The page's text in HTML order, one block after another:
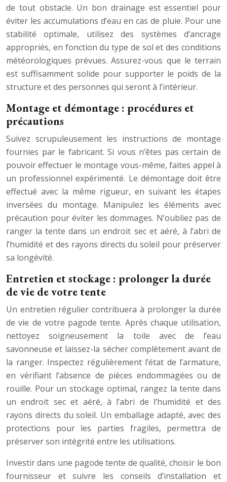
de tout obstacle. Un bon drainage est essentiel pour
éviter les accumulations d’eau en cas de pluie. Pour une
stabilité optimale, utilisez des systèmes d’ancrage
appropriés, en fonction du type de sol et des conditions
météorologiques prévues. Assurez-vous que le terrain
est suffisamment solide pour supporter le poids de la
structure et des personnes qui seront à l’intérieur.
Montage et démontage : procédures et
précautions
Suivez scrupuleusement les instructions de montage
fournies par le fabricant. Si vous n’êtes pas certain de
pouvoir effectuer le montage vous-même, faites appel à
un professionnel expérimenté. Le démontage doit être
effectué avec la même rigueur, en suivant les étapes
inversées du montage. Manipulez les éléments avec
précaution pour éviter les dommages. N’oubliez pas de
ranger la tente dans un endroit sec et aéré, à l’abri de
l’humidité et des rayons directs du soleil pour préserver
sa longévité.
Entretien et stockage : prolonger la durée
de vie de votre tente
Un entretien régulier contribuera à prolonger la durée
de vie de votre pagode tente. Après chaque utilisation,
nettoyez soigneusement la toile avec de l’eau
savonneuse et laissez-la sécher complètement avant de
la ranger. Inspectez régulièrement l’état de l’armature,
en vérifiant l’absence de pièces endommagées ou de
rouille. Pour un stockage optimal, rangez la tente dans
un endroit sec et aéré, à l’abri de l’humidité et des
rayons directs du soleil. Un emballage adapté, avec des
protections pour les parties fragiles, permettra de
préserver son intégrité entre les utilisations.
Investir dans une pagode tente de qualité, choisir le bon
fournisseur et suivre les conseils d’installation et